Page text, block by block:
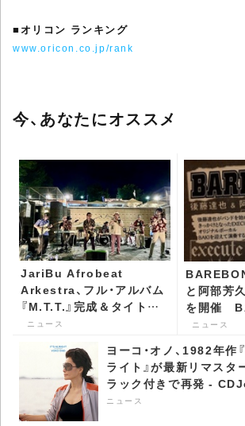
■オリコン ランキング
www.oricon.co.jp/rank
今、あなたにオススメ
JariBu Afrobeat
Arkestra、フル・アルバム
『M.T.T.』完成＆タイトル
曲を先行配信 -
ニュース
と阿部芳
を開催
ニュース
ニュース
ヨーコ・オノ、1982年作
ライト』が最新リマスタ
ラック付きで再発 -
ス
ニュース